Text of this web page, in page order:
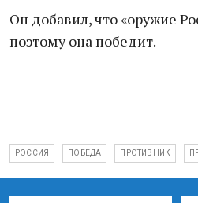
Он добавил, что «оружие
поэтому она победит.
РОССИЯ ПОБЕДА ПРОТИВНИК